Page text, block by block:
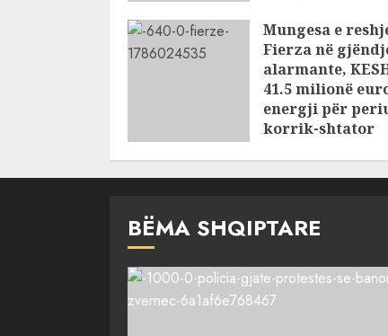
AUGUST 6, 2026
Mungesa e
Fierza në
alarmante,
41.5 milionë
energji për
korrik-shtator
BËMA SHQIPTARE